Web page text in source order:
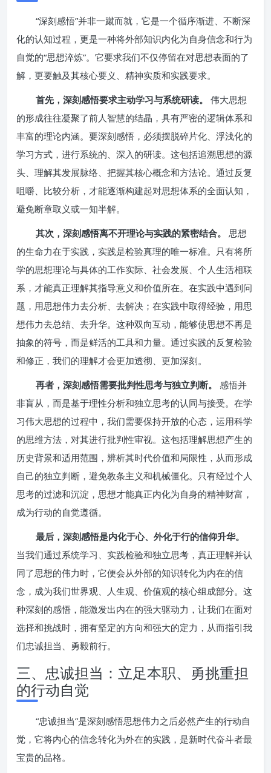
“深刻感悟”并非一蹴而就，它是一个循序渐进、不断深
化的认知过程，更是一种将外部知识内化为自身信念和行为
自觉的“思想淬炼”。它要求我们不仅停留在对思想表面的了
解，更要触及其核心要义、精神实质和实践要求。
首先，深刻感悟要求主动学习与系统研读。
伟大思想
的形成往往凝聚了前人智慧的结晶，具有严密的逻辑体系和
丰富的理论内涵。要深刻感悟，必须摆脱碎片化、浮浅化的
学习方式，进行系统的、深入的研读。这包括追溯思想的源
头、理解其发展脉络、把握其核心概念和方法论。通过反复
咀嚼、比较分析，才能逐渐构建起对思想体系的全面认知，
避免断章取义或一知半解。
其次，深刻感悟离不开理论与实践的紧密结合。
思想
的生命力在于实践，实践是检验真理的唯一标准。只有将所
学的思想理论与具体的工作实际、社会发展、个人生活相联
系，才能真正理解其指导意义和价值所在。在实践中遇到问
题，用思想伟力去分析、去解决；在实践中取得经验，用思
想伟力去总结、去升华。这种双向互动，能够使思想不再是
抽象的符号，而是鲜活的工具和力量。通过实践的反复检验
和修正，我们的理解才会更加透彻、更加深刻。
再者，深刻感悟需要批判性思考与独立判断。
感悟并
非盲从，而是基于理性分析和独立思考的认同与接受。在学
习伟大思想的过程中，我们需要保持开放的心态，运用科学
的思维方法，对其进行批判性审视。这包括理解思想产生的
历史背景和适用范围，辨析其时代价值和局限性，从而形成
自己的独立判断，避免教条主义和机械僵化。只有经过个人
思考的过滤和沉淀，思想才能真正内化为自身的精神财富，
成为行动的自觉遵循。
最后，深刻感悟是内化于心、外化于行的信仰升华。
当我们通过系统学习、实践检验和独立思考，真正理解并认
同了思想的伟力时，它便会从外部的知识转化为内在的信
念，成为我们世界观、人生观、价值观的核心组成部分。这
种深刻的感悟，能激发出内在的强大驱动力，让我们在面对
选择和挑战时，拥有坚定的方向和强大的定力，从而指引我
们忠诚担当、勇毅前行。
三、忠诚担当：立足本职、勇挑重担
的行动自觉
“忠诚担当”是深刻感悟思想伟力之后必然产生的行动自
觉，它将内心的信念转化为外在的实践，是新时代奋斗者最
宝贵的品格。